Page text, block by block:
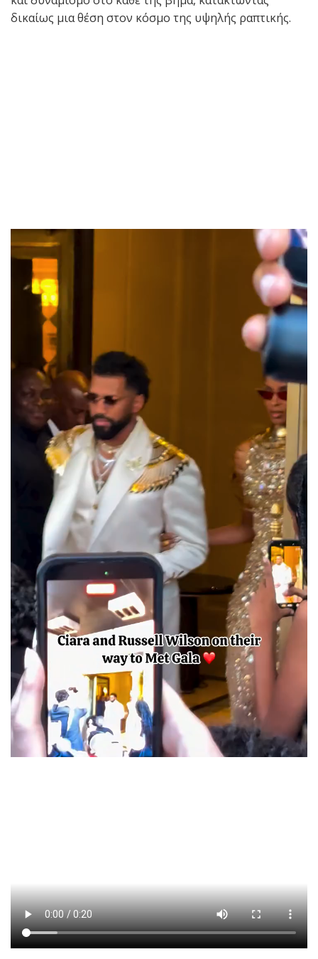
δικαίως μια θέση στον κόσμο της υψηλής ραπτικής.